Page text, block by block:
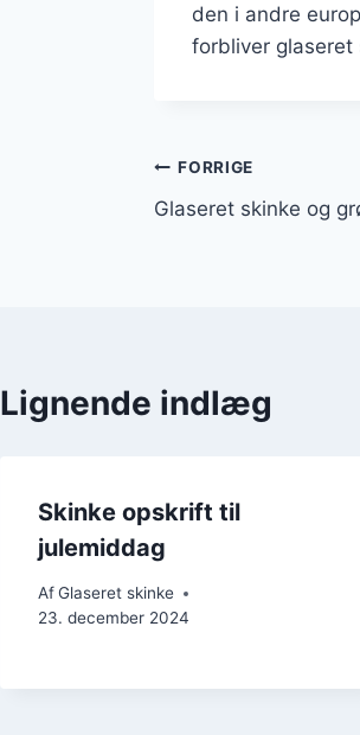
den i andre
forbliver glaseret
FORRIGE
Glaseret skinke og
Lignende indlæg
Skinke opskrift til
julemiddag
AfGlaseret skinke
23. december 2024